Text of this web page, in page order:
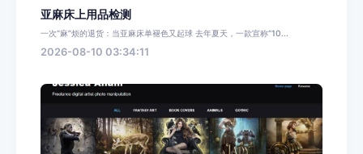
亚麻床上用品检测
一次“麻”烦的退货：当亚麻床单褪色又起球 去年夏天，一款宣称“10...
2026-08-10 03:34:11